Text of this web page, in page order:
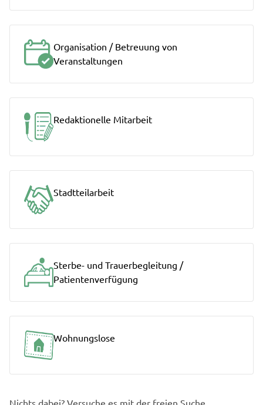
Organisation / Betreuung von
Veranstaltungen
Redaktionelle Mitarbeit
Stadtteilarbeit
Sterbe- und Trauerbegleitung /
Patientenverfügung
Wohnungslose
Nichts dabei? Versuche es mit der freien Suche